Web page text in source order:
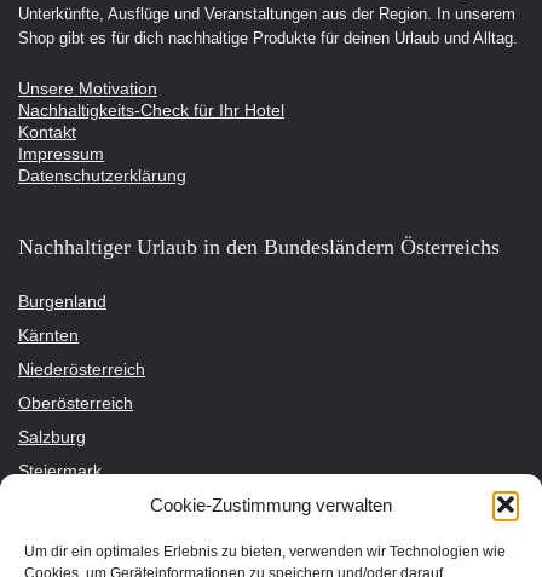
Cookie-Zustimmung verwalten
Um dir ein optimales Erlebnis zu bieten, verwenden wir Technologien wie
Cookies, um Geräteinformationen zu speichern und/oder darauf
Unterkünfte, Ausflüge und Veranstaltungen aus der Region. In unserem
Shop gibt es für dich nachhaltige Produkte für deinen Urlaub und Alltag.
Unsere Motivation
Nachhaltigkeits-Check für Ihr Hotel
Kontakt
Impressum
Datenschutzerklärung
Nachhaltiger Urlaub in den Bundesländern Österreichs
Burgenland
Kärnten
Niederösterreich
Oberösterreich
Salzburg
Steiermark
Wien